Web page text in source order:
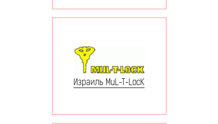
Израиль MuL-T-LocK